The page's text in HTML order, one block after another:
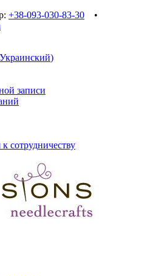
+38-093-030-83-30 •
Украинский)
записи
сотрудничеству